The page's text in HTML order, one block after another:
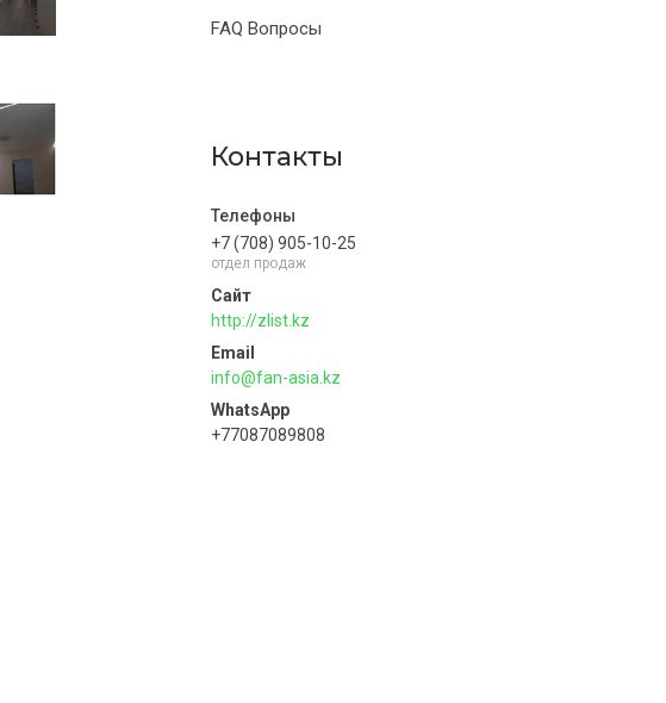
FAQ Вопросы
Контакты
+7 (708) 905-10-25
отдел продаж
http://zlist.kz
info@fan-asia.kz
+77087089808